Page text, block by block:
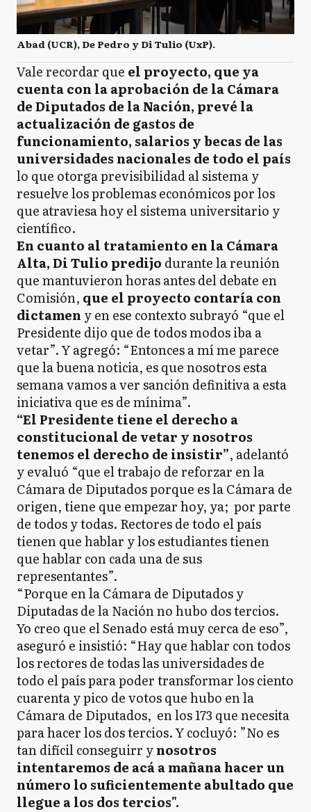
Abad (UCR), De Pedro y Di Tulio (UxP).
Vale recordar que el proyecto, que ya
cuenta con la aprobación de la Cámara
de Diputados de la Nación, prevé la
actualización de gastos de
funcionamiento, salarios y becas de las
universidades nacionales de todo el país
lo que otorga previsibilidad al sistema y
resuelve los problemas económicos por los
que atraviesa hoy el sistema universitario y
científico.
En cuanto al tratamiento en la Cámara
Alta, Di Tulio predijo durante la reunión
que mantuvieron horas antes del debate en
Comisión, que el proyecto contaría con
dictamen y en ese contexto subrayó “que el
Presidente dijo que de todos modos iba a
vetar”. Y agregó: “Entonces a mí me parece
que la buena noticia, es que nosotros esta
semana vamos a ver sanción definitiva a esta
iniciativa que es de mínima”.
“El Presidente tiene el derecho a
constitucional de vetar y nosotros
tenemos el derecho de insistir”, adelantó
y evaluó “que el trabajo de reforzar en la
Cámara de Diputados porque es la Cámara de
origen, tiene que empezar hoy, ya; por parte
de todos y todas. Rectores de todo el país
tienen que hablar y los estudiantes tienen
que hablar con cada una de sus
representantes”.
“Porque en la Cámara de Diputados y
Diputadas de la Nación no hubo dos tercios.
Yo creo que el Senado está muy cerca de eso”,
aseguró e insistió: “Hay que hablar con todos
los rectores de todas las universidades de
todo el país para poder transformar los ciento
cuarenta y pico de votos que hubo en la
Cámara de Diputados, en los 173 que necesita
para hacer los dos tercios. Y cocluyó: ”No es
tan difícil conseguirr ynosotros
intentaremos de acá a mañana hacer un
número lo suficientemente abultado que
llegue a los dos tercios".